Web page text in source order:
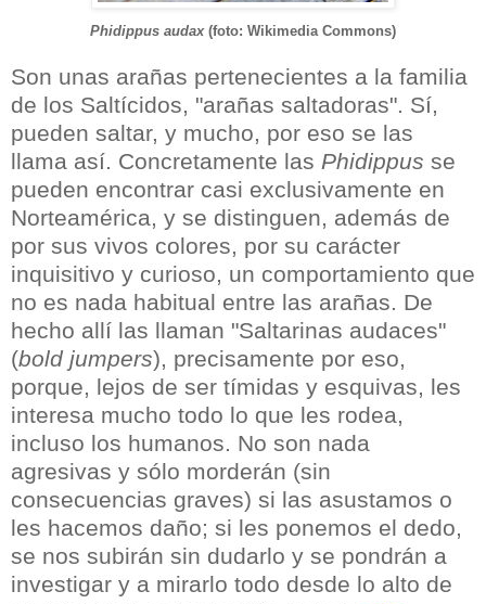
Phidippus audax(foto: Wikimedia Commons)
Son unas arañas pertenecientes a la familia
de los Saltícidos, "arañas saltadoras". Sí,
pueden saltar, y mucho, por eso se las
llama así. Concretamente las Phidippus se
pueden encontrar casi exclusivamente en
Norteamérica, y se distinguen, además de
por sus vivos colores, por su carácter
inquisitivo y curioso, un comportamiento que
no es nada habitual entre las arañas. De
hecho allí las llaman "Saltarinas audaces"
(bold jumpers), precisamente por eso,
porque, lejos de ser tímidas y esquivas, les
interesa mucho todo lo que les rodea,
incluso los humanos. No son nada
agresivas y sólo morderán (sin
consecuencias graves) si las asustamos o
les hacemos daño; si les ponemos el dedo,
se nos subirán sin dudarlo y se pondrán a
investigar y a mirarlo todo desde lo alto de